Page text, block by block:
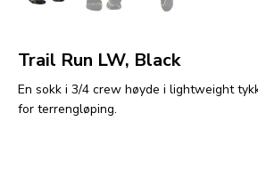
Trail Run LW, Black
En sokk i 3/4 crew høyde i lightweight
for terrengløping.